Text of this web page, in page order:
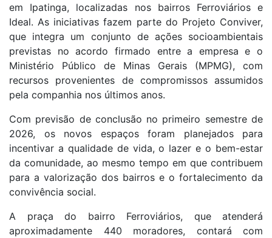
em Ipatinga, localizadas nos bairros Ferroviários e
Ideal. As iniciativas fazem parte do Projeto Conviver,
que integra um conjunto de ações socioambientais
previstas no acordo firmado entre a empresa e o
Ministério Público de Minas Gerais (MPMG), com
recursos provenientes de compromissos assumidos
pela companhia nos últimos anos.
Com previsão de conclusão no primeiro semestre de
2026, os novos espaços foram planejados para
incentivar a qualidade de vida, o lazer e o bem-estar
da comunidade, ao mesmo tempo em que contribuem
para a valorização dos bairros e o fortalecimento da
convivência social.
A praça do bairro Ferroviários, que atenderá
aproximadamente 440 moradores, contará com